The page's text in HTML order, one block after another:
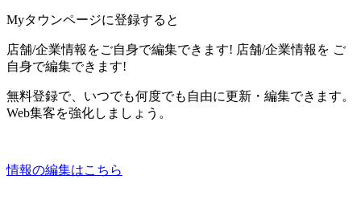
Myタウンページに登録すると
店舗/企業情報をご自身で編集できます! 店舗/企業情報を ご
自身で編集できます!
無料登録で、いつでも何度でも自由に更新・編集できます。
Web集客を強化しましょう。
情報の編集はこちら